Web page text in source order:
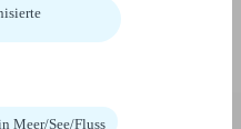
Meer/See/Fluss